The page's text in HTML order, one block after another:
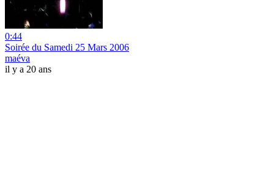
0:44
Soirée du Samedi 25 Mars 2006
maéva
il y a 20 ans